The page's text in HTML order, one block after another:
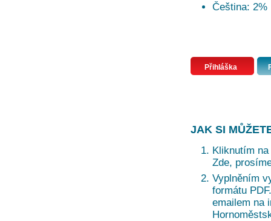
Čeština: 2%
Přihláška
JAK SI
Kliknutím
Zde,
Vyplněním
formátu
emailem na